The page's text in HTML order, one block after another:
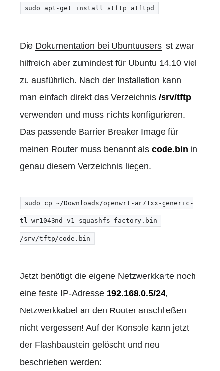
sudo apt-get install atftp atftpd
Die Dokumentation bei Ubuntuusers ist zwar
hilfreich aber zumindest für Ubuntu 14.10 viel
zu ausführlich. Nach der Installation kann
man einfach direkt das Verzeichnis /srv/tftp
verwenden und muss nichts konfigurieren.
Das passende Barrier Breaker Image für
meinen Router muss benannt als code.bin in
genau diesem Verzeichnis liegen.
sudo cp ~/Downloads/openwrt-ar71xx-generic-
tl-wr1043nd-v1-squashfs-factory.bin
/srv/tftp/code.bin
Jetzt benötigt die eigene Netzwerkkarte noch
eine feste IP-Adresse 192.168.0.5/24,
Netzwerkkabel an den Router anschließen
nicht vergessen! Auf der Konsole kann jetzt
der Flashbaustein gelöscht und neu
beschrieben werden: